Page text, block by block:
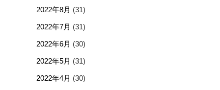
2022年8月 (31)
2022年7月 (31)
2022年6月 (30)
2022年5月 (31)
2022年4月 (30)